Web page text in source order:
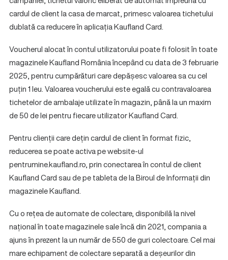
cardul de client la casa de marcat, primesc valoarea tichetului
dublată ca reducere în aplicația Kaufland Card.
Voucherul alocat în contul utilizatorului poate fi folosit în toate
magazinele Kaufland România începând cu data de 3 februarie
2025, pentru cumpărături care depășesc valoarea sa cu cel
puțin 1 leu. Valoarea voucherului este egală cu contravaloarea
tichetelor de ambalaje utilizate în magazin, până la un maxim
de 50 de lei pentru fiecare utilizator Kaufland Card.
Pentru clienții care dețin cardul de client în format fizic,
reducerea se poate activa pe website-ul
pentrumine.kaufland.ro, prin conectarea în contul de client
Kaufland Card sau de pe tableta de la Biroul de Informații din
magazinele Kaufland.
Cu o rețea de automate de colectare, disponibilă la nivel
național în toate magazinele sale încă din 2021, compania a
ajuns în prezent la un număr de 550 de guri colectoare. Cel mai
mare echipament de colectare separată a deșeurilor din